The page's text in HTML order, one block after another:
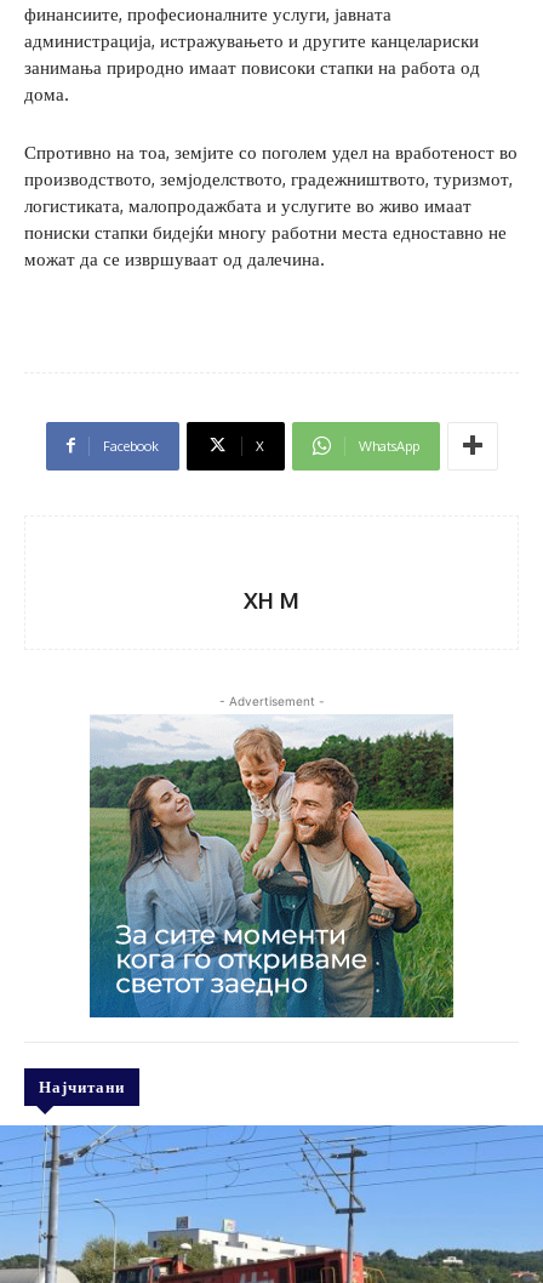
финансиите, професионалните услуги, јавната
администрација, истражувањето и другите канцелариски
занимања природно имаат повисоки стапки на работа од
дома.
Спротивно на тоа, земјите со поголем удел на вработеност во
производството, земјоделството, градежништвото, туризмот,
логистиката, малопродажбата и услугите во живо имаат
пониски стапки бидејќи многу работни места едноставно не
можат да се извршуваат од далечина.
Facebook X WhatsApp
XH M
- Advertisement -
Најчитани